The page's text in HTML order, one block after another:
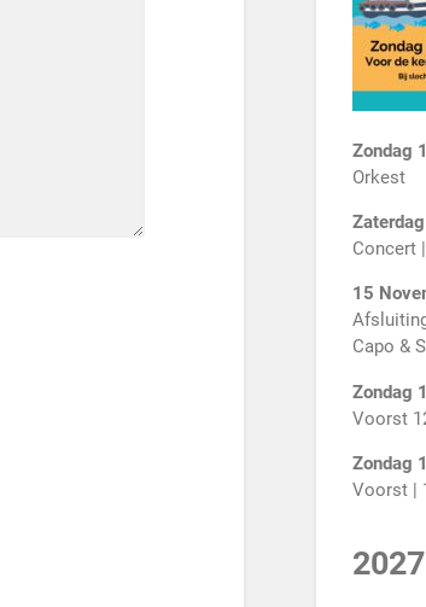
Zondag
Orkest
Concert
15
Capo &
Zondag
Voorst
Zondag
Voorst |
2027